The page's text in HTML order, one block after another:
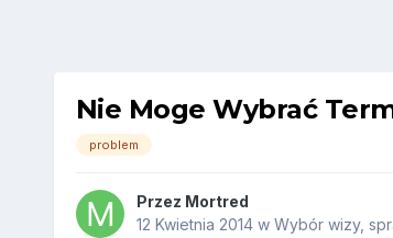
Nie Moge Wybrać
problem
Przez Mortred
12 Kwietnia 2014w Wybór wizy,